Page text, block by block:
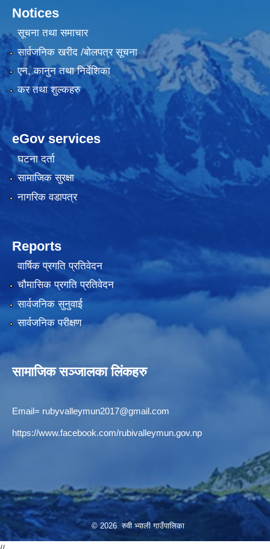
Notices
सूचना तथा समाचार
सार्वजनिक खरीद /बोलपत्र सूचना
एन, कानुन तथा निर्देशिका
कर तथा शुल्कहरु
eGov services
घटना दर्ता
सामाजिक सुरक्षा
नागरिक वडापत्र
Reports
वार्षिक प्रगति प्रतिवेदन
चौमासिक प्रगति प्रतिवेदन
सार्वजनिक सुनुवाई
सार्वजनिक परीक्षण
सामाजिक सञ्जालका लिंकहरु
Email= rubyvalleymun2017@gmail.com
https://www.facebook.com/rubivalleymun.gov.np
© 2026 रुवी भ्याली गाउँपालिका